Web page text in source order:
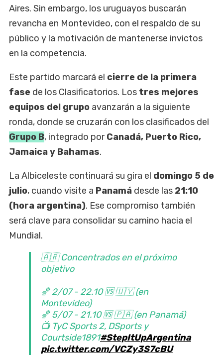
Aires. Sin embargo, los uruguayos buscarán
revancha en Montevideo, con el respaldo de su
público y la motivación de mantenerse invictos
en la competencia.
Este partido marcará el cierre de la primera
fase de los Clasificatorios. Los tres mejores
equipos del grupo avanzarán a la siguiente
ronda, donde se cruzarán con los clasificados del
Grupo B, integrado porCanadá, Puerto Rico,
Jamaica y Bahamas.
La Albiceleste continuará su gira el domingo 5 de
julio, cuando visite a Panamá desde las 21:10
(hora argentina). Ese compromiso también
será clave para consolidar su camino hacia el
Mundial.
🇦🇷 Concentrados en el próximo
objetivo
🏀 2/07 - 22.10 🆚 🇺🇾 (en
Montevideo)
🏀 5/07 - 21.10 🆚 🇵🇦 (en Panamá)
📺 TyC Sports 2, DSports y
Courtside1891#StepItUpArgentina
pic.twitter.com/VCZy3S7cBU